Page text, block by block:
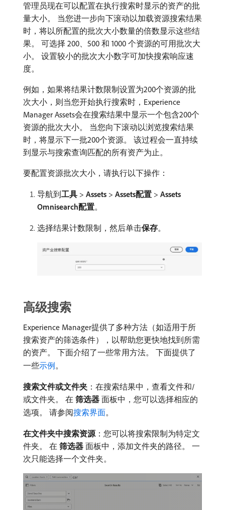
管理员现在可以配置在执行搜索时显示的资产的批
量大小。 当您进一步向下滚动以加载资源搜索结果
时，将以所配置的批次大小数量的倍数显示这些结
果。 可选择 200、500 和 1000 个资源的可用批次大
小。 设置较小的批次大小数字可加快搜索响应速
度。
例如，如果将结果计数限制设置为200个资源的批
次大小，则当您开始执行搜索时，Experience
Manager Assets会在搜索结果中显示一个包含200个
资源的批次大小。 当您向下滚动以浏览搜索结果
时，将显示下一批200个资源。 该过程会一直持续
到显示与搜索查询匹配的所有资产为止。
要配置资源批次大小，请执行以下操作：
导航到​工具 > Assets > Assets配置 > Assets
Omnisearch配置。
选择结果计数限制，然后单击​保存。
高级搜索
Experience Manager提供了多种方法（如适用于所
搜索资产的筛选条件），以帮助您更快地找到所需
的资产。 下面介绍了一些常用方法。 下面提供了
一些示例。
搜索文件或文件夹 ：在搜索结果中，查看文件和/
或文件夹。 在​ 筛选器 ​面板中，您可以选择相应的
选项。 请参阅搜索界面。
在文件夹中搜索资源：您可以将搜索限制为特定文
件夹。 在​ 筛选器 ​面板中，添加文件夹的路径。 一
次只能选择一个文件夹。